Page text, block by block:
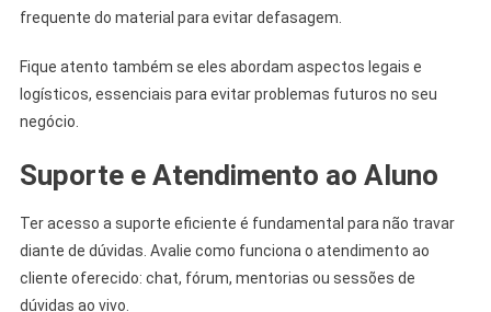
frequente do material para evitar defasagem.
Fique atento também se eles abordam aspectos legais e
logísticos, essenciais para evitar problemas futuros no seu
negócio.
Suporte e Atendimento ao Aluno
Ter acesso a suporte eficiente é fundamental para não travar
diante de dúvidas. Avalie como funciona o atendimento ao
cliente oferecido: chat, fórum, mentorias ou sessões de
dúvidas ao vivo.